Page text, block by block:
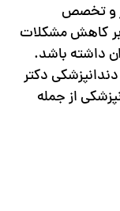
و تخصص
بر کاهش مشکلات
داشته باشد.
دکتر
از جمله